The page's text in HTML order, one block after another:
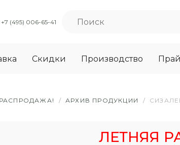
+7 (495) 006-65-41
Скидки Производство
РАСПРОДАЖА! / АРХИВ ПРОДУКЦИИ /
ЛЕТНЯЯ